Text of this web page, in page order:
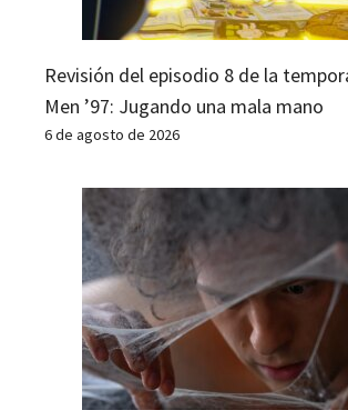
Revisión del episodio 8 de la
Men ’97: Jugando una mala mano
6 de agosto de 2026